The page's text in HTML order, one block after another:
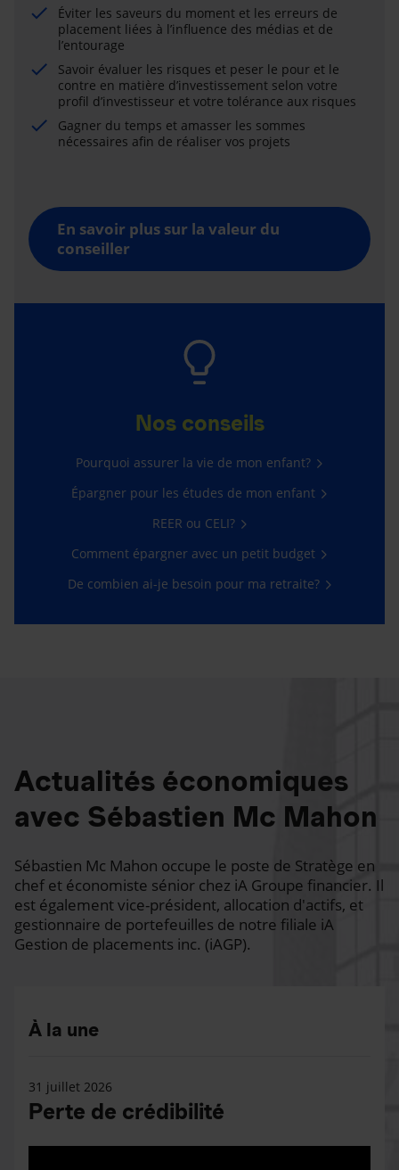
Éviter les saveurs du moment et les erreurs de
placement liées à l’influence des médias et de
l’entourage
Savoir évaluer les risques et peser le pour et le
contre en matière d’investissement selon votre
profil d’investisseur et votre tolérance aux risques
Gagner du temps et amasser les sommes
nécessaires afin de réaliser vos projets
En savoir plus sur la valeur du
conseiller
Nos conseils
Pourquoi assurer la vie de mon enfant?
Épargner pour les études de mon enfant
REER ou CELI?
Comment épargner avec un petit budget
De combien ai-je besoin pour ma retraite?
Actualités économiques
avec Sébastien Mc Mahon
Sébastien Mc Mahon occupe le poste de Stratège en
chef et économiste sénior chez iA Groupe financier. Il
est également vice-président, allocation d'actifs, et
gestionnaire de portefeuilles de notre filiale iA
Gestion de placements inc. (iAGP).
À la une
31 juillet 2026
Perte de crédibilité